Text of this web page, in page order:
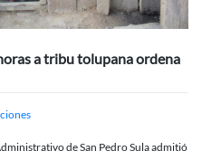
a tribu tolupana ordena
de San Pedro Sula admitió